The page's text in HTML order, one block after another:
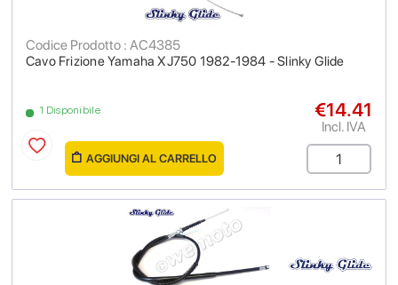
Cavo Frizione Yamaha XJ750 1982-1984 - Slinky Glide
Codice Prodotto : AC4385
1 Disponibile €14.41
Incl. IVA
AGGIUNGI AL CARRELLO